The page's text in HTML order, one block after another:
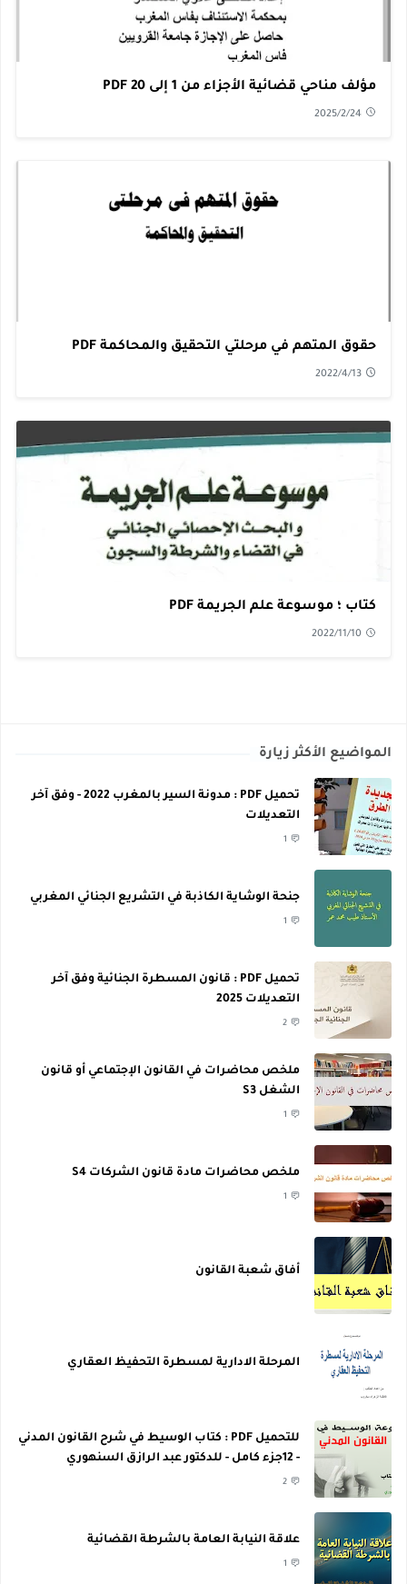
مؤلف مناحي قضائية الأجزاء من 1 إلى 20 PDF
2025/2/24
حقوق المتهم في مرحلتي التحقيق والمحاكمة PDF
2022/4/13
كتاب ؛ موسوعة علم الجريمة PDF
2022/11/10
المواضيع الأكثر زيارة
تحميل PDF : مدونة السير بالمغرب 2022 - وفق آخر
التعديلات
1
جنحة الوشاية الكاذبة في التشريع الجنائي المغربي
1
تحميل PDF : قانون المسطرة الجنائية وفق آخر
التعديلات 2025
2
ملخص محاضرات في القانون الإجتماعي أو قانون
الشغل S3
1
ملخص محاضرات مادة قانون الشركات S4
1
أفاق شعبة القانون
المرحلة الادارية لمسطرة التحفيظ العقاري
للتحميل PDF : كتاب الوسيط في شرح القانون المدني
- 12جزء كامل - للدكتور عبد الرازق السنهوري
2
علاقة النيابة العامة بالشرطة القضائية
1